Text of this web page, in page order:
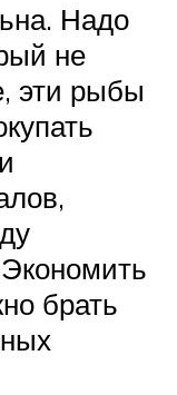
Надо
не
эти рыбы
брать